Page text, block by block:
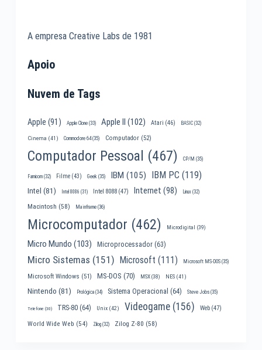
A empresa Creative Labs de 1981
Apoio
Nuvem de Tags
Apple (91) Apple Clone(33) Apple II (102) Atari (46) BASIC(32)
Cinema (41) Commodore 64(35) Computador(52)
Computador Pessoal (467) CP/M (35)
Famicom(32) Filme(43) Geek(35) IBM (105) IBM PC (119)
Intel (81) Intel 8086 (31) Intel 8088(47) Internet (98) Linux(32)
Macintosh (58) Mainframe(36)
Microcomputador (462) Microdigital (39)
Micro Mundo (103) Microprocessador(63)
Micro Sistemas (151) Microsoft (111) Microsoft MS-DOS(35)
Microsoft Windows (51) MS-DOS (70) MSX(38) NES(41)
Nintendo (81) Prológica(34) Sistema Operacional (64) Steve Jobs(35)
Telefone (30) TRS-80(64) Unix(42) Videogame(156) Web(47)
World Wide Web (54) Zilog(32) Zilog Z-80 (58)